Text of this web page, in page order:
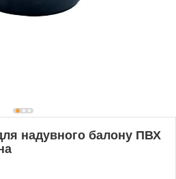
надувного балону ПВХ